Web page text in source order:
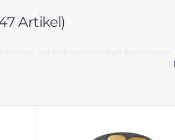
Artikel)
auf Ihre persönlichen